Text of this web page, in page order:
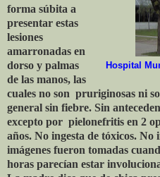
Hospital
forma súbita a
presentar estas
lesiones
amarronadas en
dorso y palmas
de las manos, las
cuales no son pruriginosas ni
general sin fiebre. Sin
excepto por pielonefritis en 2
años. No ingesta de tóxicos. No
imágenes fueron tomadas
horas parecían estar